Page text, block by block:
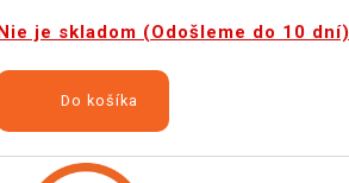
je skladom (Odošleme do 10 dní)
Do košíka